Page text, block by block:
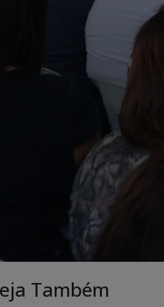
Também